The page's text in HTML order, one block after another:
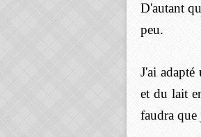
D'autant
peu.
J'ai
et du lait
faudra que